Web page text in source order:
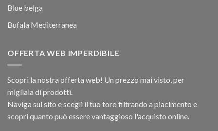
Blue belga
Bufala Mediterranea
OFFERTA WEB IMPERDIBILE
Scopri la nostra offerta web! Un prezzo mai visto, per
migliaia di prodotti.
Naviga sul sito e scegli il tuo toro filtrando a piacimento e
scopri quanto può essere vantaggioso l'acquisto online.